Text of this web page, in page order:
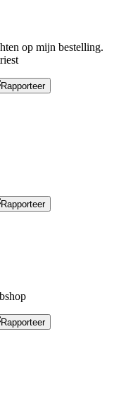
op mijn bestelling.
Rapporteer
Rapporteer
Rapporteer